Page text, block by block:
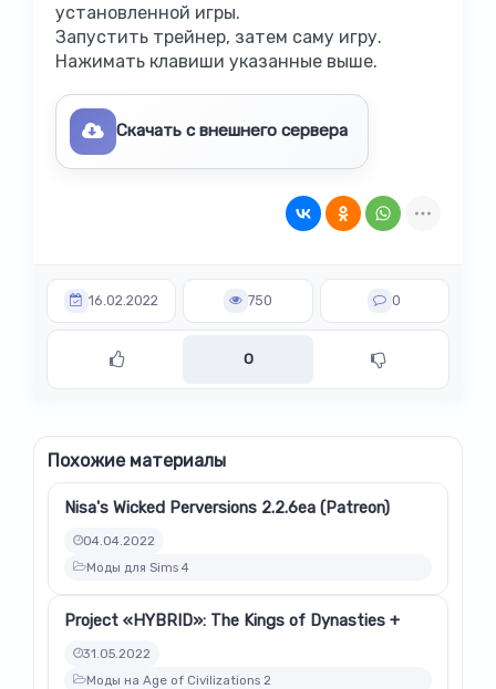
установленной игры.
Запустить трейнер, затем саму игру.
Нажимать клавиши указанные выше.
Скачать с внешнего сервера
16.02.2022 750 0
0
Похожие материалы
Nisa's Wicked Perversions 2.2.6ea (Patreon)
04.04.2022
Моды для Sims 4
Project «HYBRID»: The Kings of Dynasties +
31.05.2022
Моды на Age of Civilizations 2